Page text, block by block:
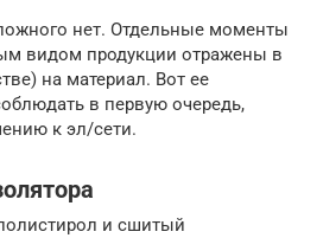
нет. Отдельные моменты
видом продукции отражены в
на материал. Вот ее
в первую очередь,
к эл/сети.
и сшитый